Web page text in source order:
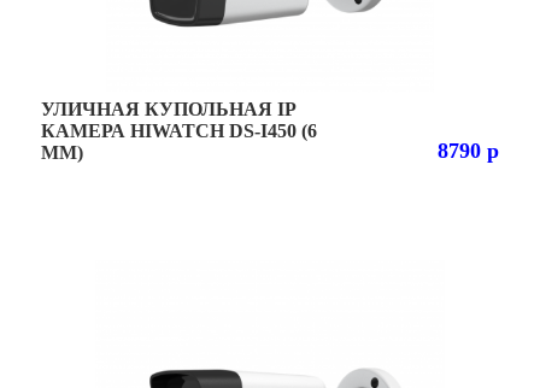
УЛИЧНАЯ КУПОЛЬНАЯ IP
КАМЕРА HIWATCH DS-I450 (6
MM)
8790 р